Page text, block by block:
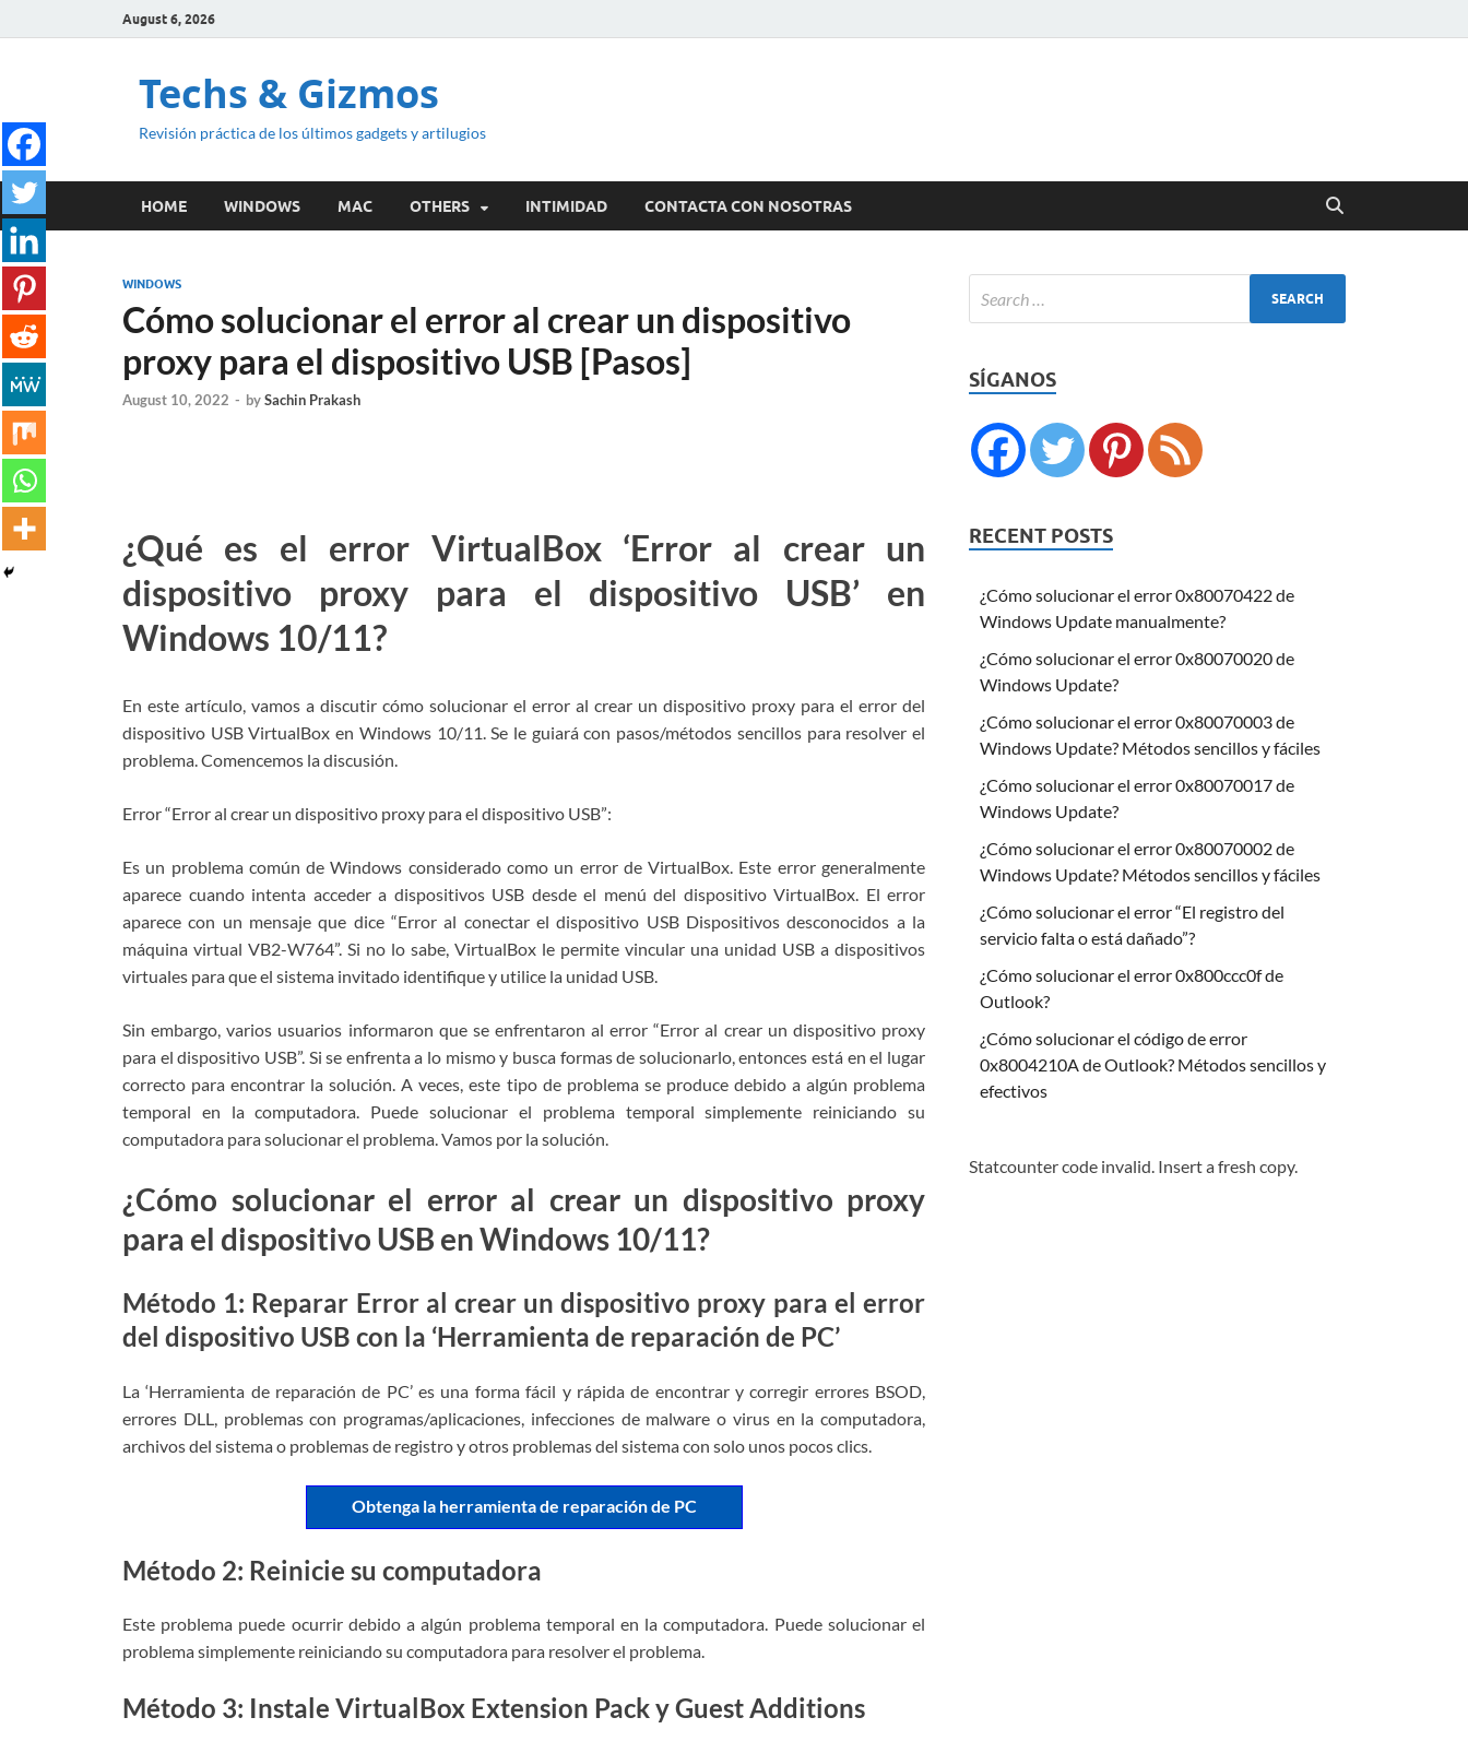
August 6, 2026
Techs & Gizmos
Revisión práctica de los últimos gadgets y artilugios
HOME WINDOWS MAC OTHERS INTIMIDAD CONTACTA CON NOSOTRAS
WINDOWS
Cómo solucionar el error al crear un dispositivo
proxy para el dispositivo USB [Pasos]
August 10, 2022 - bySachin Prakash
¿Qué es el error VirtualBox ‘Error al crear un
dispositivo proxy para el dispositivo USB’ en
Windows 10/11?
En este artículo, vamos a discutir cómo solucionar el error al crear un dispositivo proxy para el error del
dispositivo USB VirtualBox en Windows 10/11. Se le guiará con pasos/métodos sencillos para resolver el
problema. Comencemos la discusión.
Error “Error al crear un dispositivo proxy para el dispositivo USB”:
Es un problema común de Windows considerado como un error de VirtualBox. Este error generalmente
aparece cuando intenta acceder a dispositivos USB desde el menú del dispositivo VirtualBox. El error
aparece con un mensaje que dice “Error al conectar el dispositivo USB Dispositivos desconocidos a la
máquina virtual VB2-W764”. Si no lo sabe, VirtualBox le permite vincular una unidad USB a dispositivos
virtuales para que el sistema invitado identifique y utilice la unidad USB.
Sin embargo, varios usuarios informaron que se enfrentaron al error “Error al crear un dispositivo proxy
para el dispositivo USB”. Si se enfrenta a lo mismo y busca formas de solucionarlo, entonces está en el lugar
correcto para encontrar la solución. A veces, este tipo de problema se produce debido a algún problema
temporal en la computadora. Puede solucionar el problema temporal simplemente reiniciando su
computadora para solucionar el problema. Vamos por la solución.
¿Cómo solucionar el error al crear un dispositivo proxy
para el dispositivo USB en Windows 10/11?
Método 1: Reparar Error al crear un dispositivo proxy para el error
del dispositivo USB con la ‘Herramienta de reparación de PC’
La ‘Herramienta de reparación de PC’ es una forma fácil y rápida de encontrar y corregir errores BSOD,
errores DLL, problemas con programas/aplicaciones, infecciones de malware o virus en la computadora,
archivos del sistema o problemas de registro y otros problemas del sistema con solo unos pocos clics.
Obtenga la herramienta de reparación de PC
Método 2: Reinicie su computadora
Este problema puede ocurrir debido a algún problema temporal en la computadora. Puede solucionar el
problema simplemente reiniciando su computadora para resolver el problema.
Método 3: Instale VirtualBox Extension Pack y Guest Additions
SÍGANOS
RECENT POSTS
¿Cómo solucionar el error 0x80070422 de
Windows Update manualmente?
¿Cómo solucionar el error 0x80070020 de
Windows Update?
¿Cómo solucionar el error 0x80070003 de
Windows Update? Métodos sencillos y fáciles
¿Cómo solucionar el error 0x80070017 de
Windows Update?
¿Cómo solucionar el error 0x80070002 de
Windows Update? Métodos sencillos y fáciles
¿Cómo solucionar el error “El registro del
servicio falta o está dañado”?
¿Cómo solucionar el error 0x800ccc0f de
Outlook?
¿Cómo solucionar el código de error
0x8004210A de Outlook? Métodos sencillos y
efectivos
Statcounter code invalid. Insert a fresh copy.